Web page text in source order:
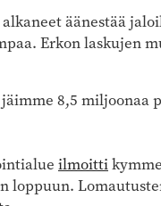
äänestää
Erkon laskujen
8,5 miljoonaa
ilmoitti
loppuun.